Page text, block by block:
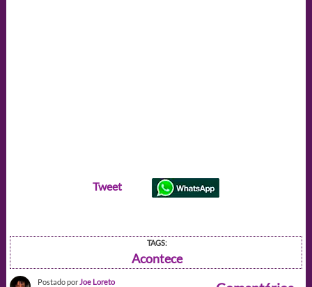
Tweet
TAGS:
Acontece
Postado por Joe Loreto